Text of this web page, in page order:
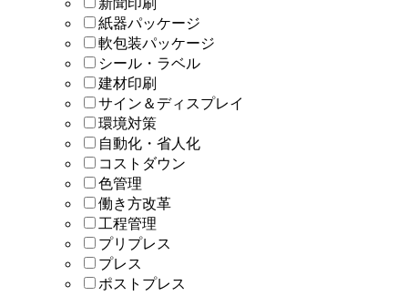
新聞印刷
紙器パッケージ
軟包装パッケージ
シール・ラベル
建材印刷
サイン＆ディスプレイ
環境対策
自動化・省人化
コストダウン
色管理
働き方改革
工程管理
プリプレス
プレス
ポストプレス